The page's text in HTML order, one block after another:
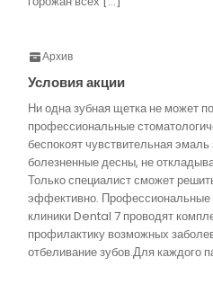
Архив
Условия акции
Ни одна зубная щетка не может
профессиональные
беспокоят чувствительная
болезненные десны, не
Только специалист сможет
эффективно. Профессиональные
клиники Dental 7 проводят
профилактику возможных
отбеливание зубов.Для каждого